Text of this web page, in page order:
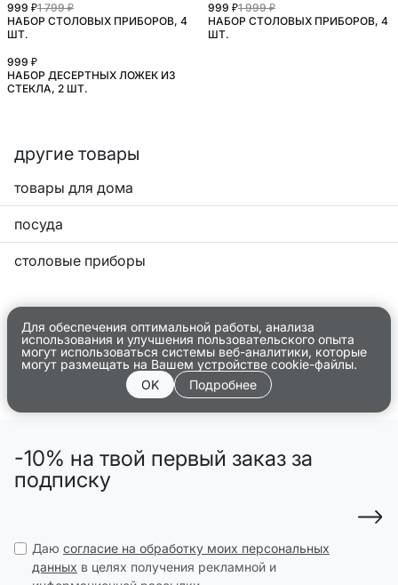
999 ₽1 799 ₽
НАБОР СТОЛОВЫХ ПРИБОРОВ, 4
ШТ.
999 ₽1 999 ₽
НАБОР СТОЛОВЫХ ПРИБОРОВ, 4
ШТ.
999 ₽
НАБОР ДЕСЕРТНЫХ ЛОЖЕК ИЗ
СТЕКЛА, 2 ШТ.
другие товары
товары для дома
посуда
столовые приборы
Для обеспечения оптимальной работы, анализа
использования и улучшения пользовательского опыта
могут использоваться системы веб-аналитики, которые
могут размещать на Вашем устройстве cookie-файлы.
OK
Подробнее
-10% на твой первый заказ за
подписку
Даю согласие на обработку моих персональных
данных в целях получения рекламной и